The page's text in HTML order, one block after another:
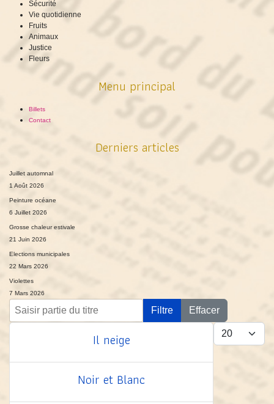
Sécurité
Vie quotidienne
Fruits
Animaux
Justice
Fleurs
Menu principal
Billets
Contact
Derniers articles
Juillet automnal
1 Août 2026
Peinture océane
6 Juillet 2026
Grosse chaleur estivale
21 Juin 2026
Elections municipales
22 Mars 2026
Violettes
7 Mars 2026
Filtre Effacer
Afficher #
Il neige
Noir et Blanc